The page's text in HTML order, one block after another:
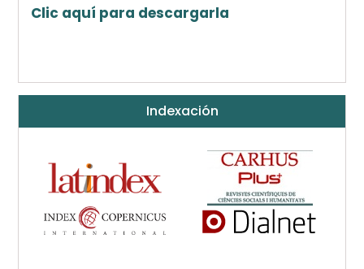
Clic aquí para descargarla
Indexación